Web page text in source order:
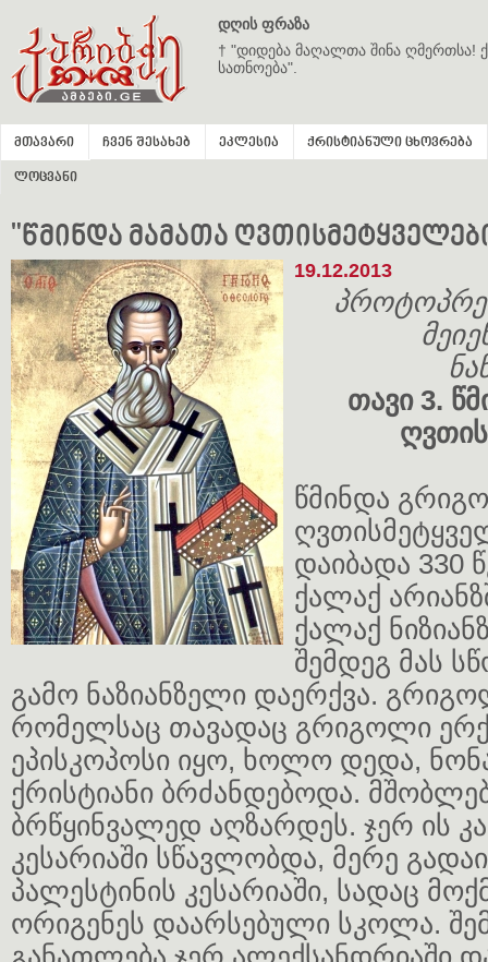
დღის ფრაზა
† "დიდება მაღალთა შინა ღმერთსა!
სათნოება".
მთავარი ჩვენ შესახებ ეკლესია ქრისტიანული ცხოვრება
ლოცვანი
"წმინდა მამათა
19.12.2013
თავი 3.
წმინდა
დაიბადა 330
ქალაქ
ქალაქ
შემდეგ მას
გამო ნაზიანზელი დაერქვა.
რომელსაც თავადაც გრიგოლი
ეპისკოპოსი იყო, ხოლო დედა,
ქრისტიანი ბრძანდებოდა.
ბრწყინვალედ აღზარდეს. ჯერ ის
კესარიაში სწავლობდა, მერე
პალესტინის კესარიაში, სადაც
ორიგენეს დაარსებული სკოლა.